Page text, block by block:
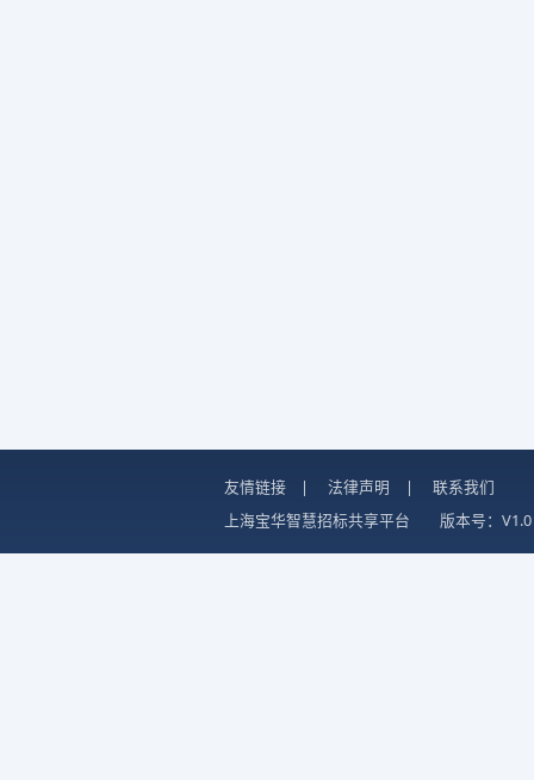
友情链接 | 法律声明 |
联系我们
上海宝华智慧招标共享平台
版本号：V1.0